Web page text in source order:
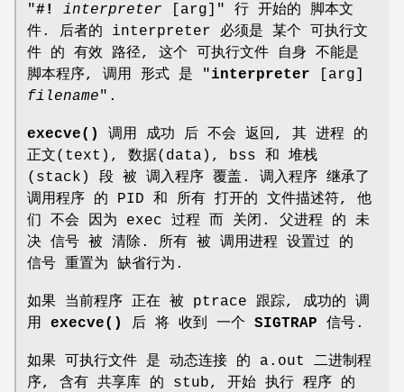
"#! interpreter
[arg]" 行 开始的 脚本文
件. 后者的 interpreter 必须是 某个 可执行文
件 的 有效 路径, 这个 可执行文件 自身 不能是
脚本程序, 调用 形式 是 "interpreter [arg]
filename".
execve()
调用 成功 后 不会 返回, 其 进程 的
正文(text), 数据(data), bss 和 堆栈
(stack) 段 被 调入程序 覆盖. 调入程序 继承了
调用程序 的 PID 和 所有 打开的 文件描述符, 他
们 不会 因为 exec 过程 而 关闭. 父进程 的 未
决 信号 被 清除. 所有 被 调用进程 设置过 的
信号 重置为 缺省行为.
如果 当前程序 正在 被 ptrace 跟踪, 成功的 调
用 execve() 后 将 收到 一个 SIGTRAP 信号.
如果 可执行文件 是 动态连接 的 a.out 二进制程
序, 含有 共享库 的 stub, 开始 执行 程序 的